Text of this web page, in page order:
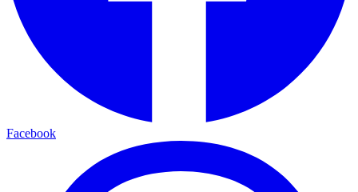
Facebook